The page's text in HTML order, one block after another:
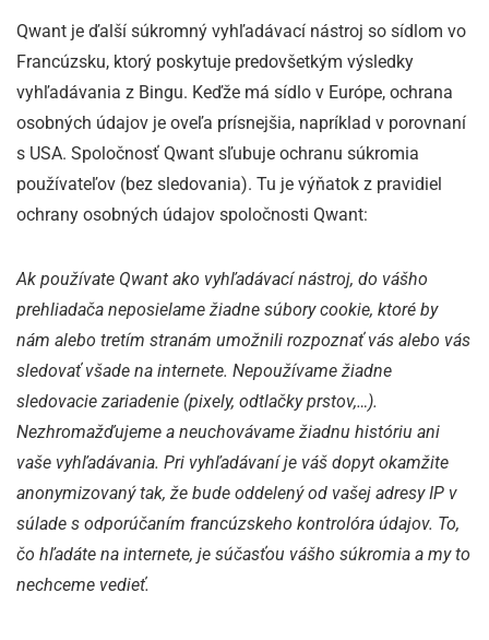
Qwant je ďalší súkromný vyhľadávací nástroj so sídlom vo
Francúzsku, ktorý poskytuje predovšetkým výsledky
vyhľadávania z Bingu. Keďže má sídlo v Európe, ochrana
osobných údajov je oveľa prísnejšia, napríklad v porovnaní
s USA. Spoločnosť Qwant sľubuje ochranu súkromia
používateľov (bez sledovania). Tu je výňatok z pravidiel
ochrany osobných údajov spoločnosti Qwant:
Ak používate Qwant ako vyhľadávací nástroj, do vášho
prehliadača neposielame žiadne súbory cookie, ktoré by
nám alebo tretím stranám umožnili rozpoznať vás alebo vás
sledovať všade na internete. Nepoužívame žiadne
sledovacie zariadenie (pixely, odtlačky prstov,…).
Nezhromažďujeme a neuchovávame žiadnu históriu ani
vaše vyhľadávania. Pri vyhľadávaní je váš dopyt okamžite
anonymizovaný tak, že bude oddelený od vašej adresy IP v
súlade s odporúčaním francúzskeho kontrolóra údajov. To,
čo hľadáte na internete, je súčasťou vášho súkromia a my to
nechceme vedieť.